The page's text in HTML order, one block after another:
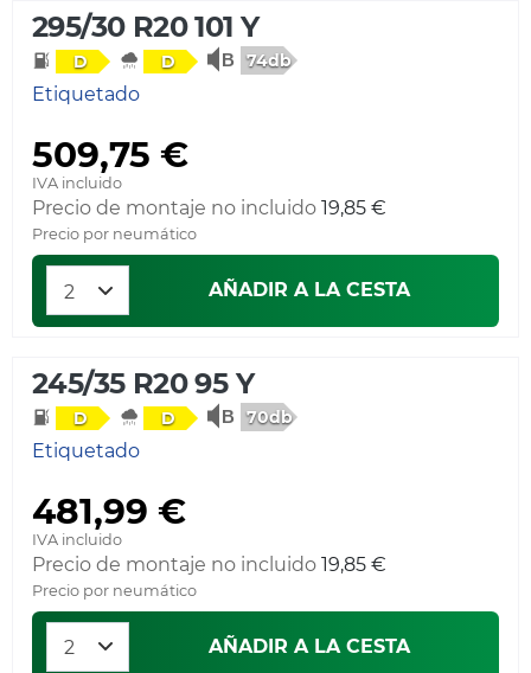
295/30 R20 101 Y
D D 74db
Etiquetado
509,75 €
IVA incluido
Precio de montaje no incluido 19,85 €
Precio por neumático
AÑADIR A LA CESTA
245/35 R20 95 Y
D D 70db
Etiquetado
481,99 €
IVA incluido
Precio de montaje no incluido 19,85 €
Precio por neumático
AÑADIR A LA CESTA